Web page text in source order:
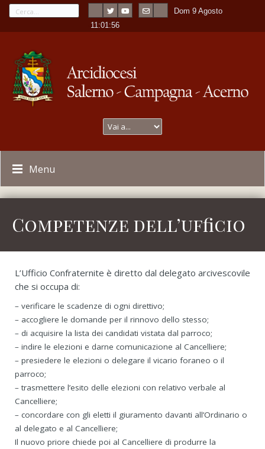
Dom 9 Agosto
11:01:56
Menu
Competenze dell’ufficio
L’Ufficio Confraternite è diretto dal delegato arcivescovile
che si occupa di:
– verificare le scadenze di ogni direttivo;
– accogliere le domande per il rinnovo dello stesso;
– di acquisire la lista dei candidati vistata dal parroco;
– indire le elezioni e darne comunicazione al Cancelliere;
– presiedere le elezioni o delegare il vicario foraneo o il
parroco;
– trasmettere l’esito delle elezioni con relativo verbale al
Cancelliere;
– concordare con gli eletti il giuramento davanti all’Ordinario o
al delegato e al Cancelliere;
Il nuovo priore chiede poi al Cancelliere di produrre la